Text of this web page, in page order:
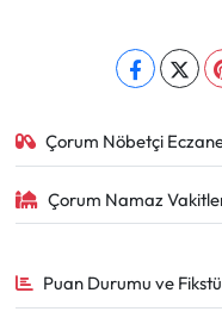
Çorum Nöbetçi
Çorum Namaz
Puan Durumu ve